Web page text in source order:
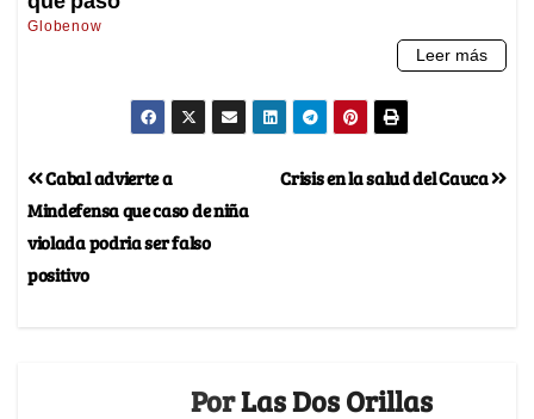
Crisis en la salud del Cauca
Cabal advierte a
Mindefensa que caso de niña
violada podria ser falso
positivo
PorLas Dos Orillas